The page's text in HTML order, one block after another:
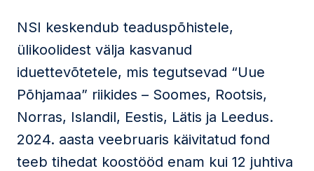
NSI keskendub teaduspõhistele,
ülikoolidest välja kasvanud
iduettevõtetele, mis tegutsevad “Uue
Põhjamaa” riikides – Soomes, Rootsis,
Norras, Islandil, Eestis, Lätis ja Leedus.
2024. aasta veebruaris käivitatud fond
teeb tihedat koostööd enam kui 12 juhtiva